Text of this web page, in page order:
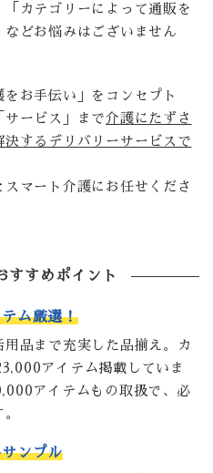
カテゴリーによって通販を
どお悩みはございません
お手伝い」をコンセプト
サービス」まで介護にたずさ
するデリバリーサービスで
マート介護にお任せくださ
すすめポイント
ム厳選！
品まで充実した品揃え。カ
アイテム掲載していま
アイテムもの取扱で、必
ンプル